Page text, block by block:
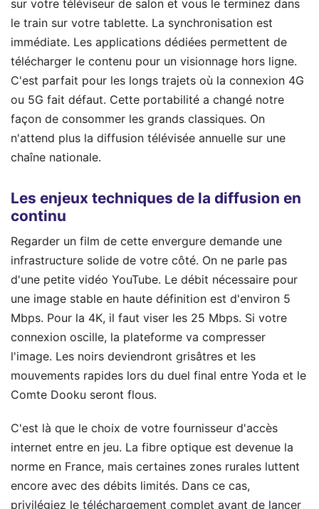
sur votre téléviseur de salon et vous le terminez dans
le train sur votre tablette. La synchronisation est
immédiate. Les applications dédiées permettent de
télécharger le contenu pour un visionnage hors ligne.
C'est parfait pour les longs trajets où la connexion 4G
ou 5G fait défaut. Cette portabilité a changé notre
façon de consommer les grands classiques. On
n'attend plus la diffusion télévisée annuelle sur une
chaîne nationale.
Les enjeux techniques de la diffusion en
continu
Regarder un film de cette envergure demande une
infrastructure solide de votre côté. On ne parle pas
d'une petite vidéo YouTube. Le débit nécessaire pour
une image stable en haute définition est d'environ 5
Mbps. Pour la 4K, il faut viser les 25 Mbps. Si votre
connexion oscille, la plateforme va compresser
l'image. Les noirs deviendront grisâtres et les
mouvements rapides lors du duel final entre Yoda et le
Comte Dooku seront flous.
C'est là que le choix de votre fournisseur d'accès
internet entre en jeu. La fibre optique est devenue la
norme en France, mais certaines zones rurales luttent
encore avec des débits limités. Dans ce cas,
privilégiez le téléchargement complet avant de lancer